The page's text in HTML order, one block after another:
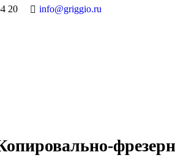
20 info@griggio.ru